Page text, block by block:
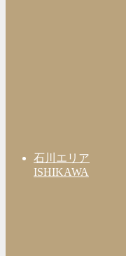
石川エリア
ISHIKAWA